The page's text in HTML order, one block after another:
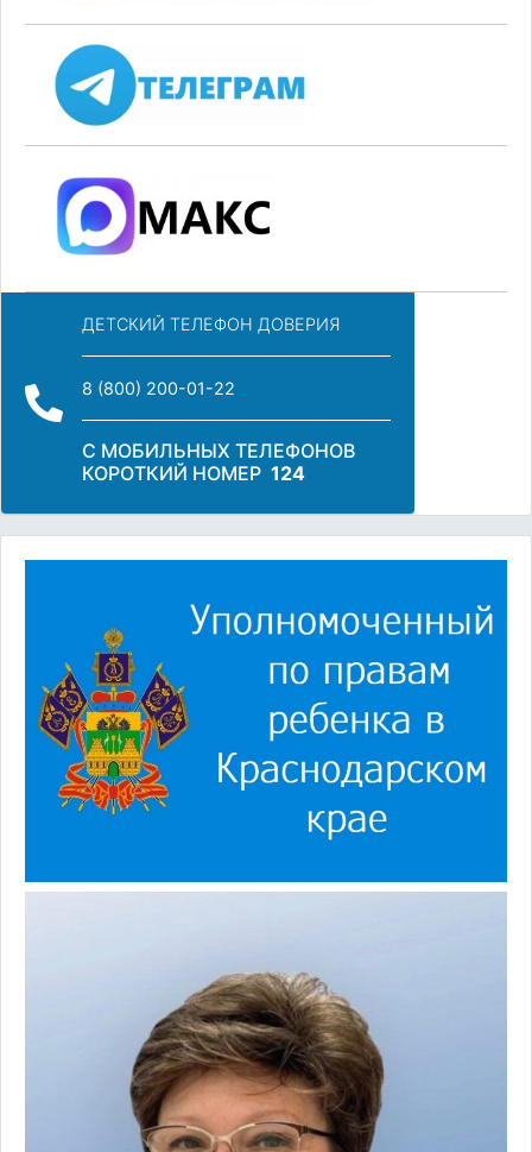
ДЕТСКИЙ ТЕЛЕФОН ДОВЕРИЯ
8 (800) 200-01-22
С МОБИЛЬНЫХ ТЕЛЕФОНОВ
КОРОТКИЙ НОМЕР 124